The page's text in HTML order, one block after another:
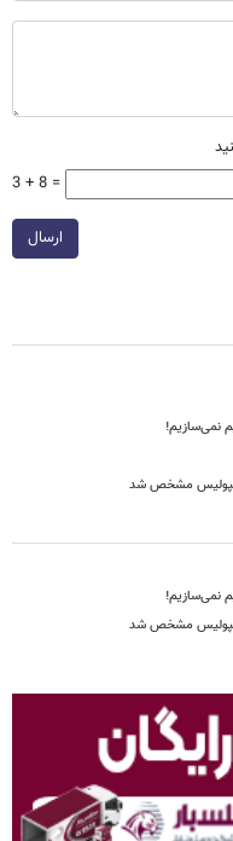
3 + 8 =
ارسال
نمی‌سازیم!
مشخص شد
نمی‌سازیم!
مشخص شد